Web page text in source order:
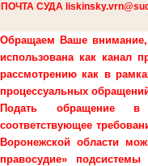
ПОЧТА СУДА
Обращаем Ваше
использована как канал
рассмотрению как в
процессуальных
Подать обращение в
соответствующее
Воронежской области
правосудие» подсистемы